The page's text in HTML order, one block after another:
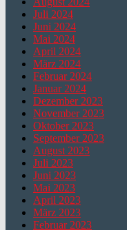
Juli 2024
Juni 2024
Mai 2024
April 2024
März 2024
Februar 2024
Januar 2024
Dezember 2023
November 2023
Oktober 2023
September 2023
August 2023
Juli 2023
Juni 2023
Mai 2023
April 2023
März 2023
Februar 2023